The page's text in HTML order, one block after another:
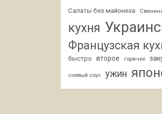
Салаты без майонеза
кухня
Французская
быстро второе горячее
соевый соус ужин